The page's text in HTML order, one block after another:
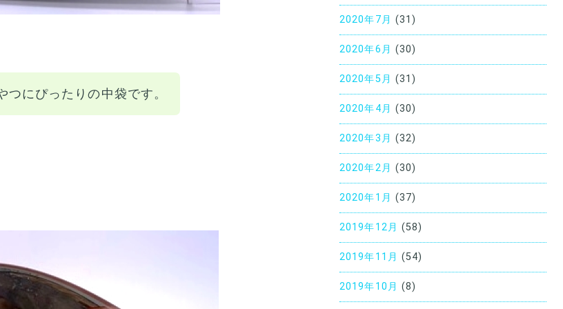
にぴったりの中袋です。
2020年7月 (31)
2020年6月 (30)
2020年5月 (31)
2020年4月 (30)
2020年3月 (32)
2020年2月 (30)
2020年1月 (37)
2019年12月 (58)
2019年11月 (54)
2019年10月 (8)